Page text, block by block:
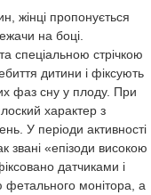
жінці пропонується
на боці.
спеціальною стрічкою
дитини і фіксують
фаз сну у плоду. При
характер з
У періоди активності
звані «епізоди високою
датчиками і
монітора, а